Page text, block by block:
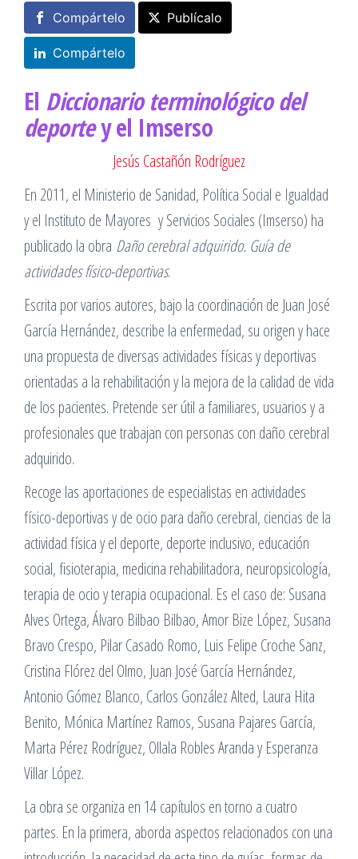
Compártelo Publícalo
Compártelo
El Diccionario terminológico del
deportey el Imserso
Jesús Castañón Rodríguez
En 2011, el Ministerio de Sanidad, Política Social e Igualdad
y el Instituto de Mayores y Servicios Sociales (Imserso) ha
publicado la obra Daño cerebral adquirido. Guía de
actividades físico-deportivas.
Escrita por varios autores, bajo la coordinación de Juan José
García Hernández, describe la enfermedad, su origen y hace
una propuesta de diversas actividades físicas y deportivas
orientadas a la rehabilitación y la mejora de la calidad de vida
de los pacientes. Pretende ser útil a familiares, usuarios y a
profesionales que trabajan con personas con daño cerebral
adquirido.
Recoge las aportaciones de especialistas en actividades
físico-deportivas y de ocio para daño cerebral, ciencias de la
actividad física y el deporte, deporte inclusivo, educación
social, fisioterapia, medicina rehabilitadora, neuropsicología,
terapia de ocio y terapia ocupacional. Es el caso de: Susana
Alves Ortega, Álvaro Bilbao Bilbao, Amor Bize López, Susana
Bravo Crespo, Pilar Casado Romo, Luis Felipe Croche Sanz,
Cristina Flórez del Olmo, Juan José García Hernández,
Antonio Gómez Blanco, Carlos González Alted, Laura Hita
Benito, Mónica Martínez Ramos, Susana Pajares García,
Marta Pérez Rodríguez, Ollala Robles Aranda y Esperanza
Villar López.
La obra se organiza en 14 capítulos en torno a cuatro
partes. En la primera, aborda aspectos relacionados con una